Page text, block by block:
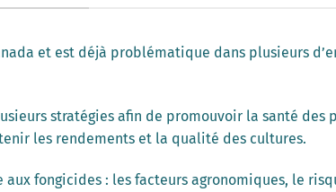
et est déjà problématique dans plusieurs
stratégies afin de promouvoir la santé des
les rendements et la qualité des cultures.
fongicides : les facteurs agronomiques, le